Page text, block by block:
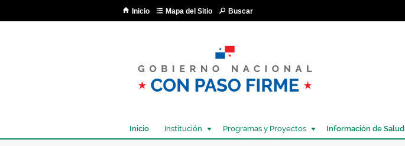
Inicio Mapa del Sitio Buscar
Inicio Institución Programas y Proyectos Información de Salud